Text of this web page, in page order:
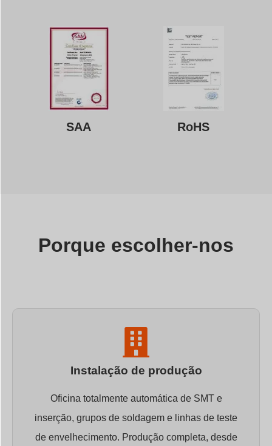
SAA RoHS
Porque escolher-nos
Instalação de produção
Oficina totalmente automática de SMT e
inserção, grupos de soldagem e linhas de teste
de envelhecimento. Produção completa, desde